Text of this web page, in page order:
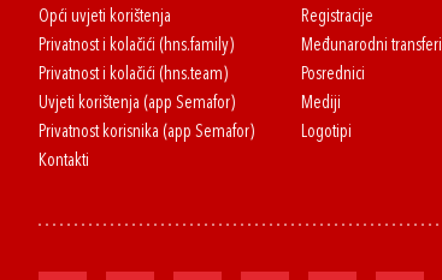
Opći uvjeti korištenja
Privatnost i kolačići (hns.family)
Privatnost i kolačići (hns.team)
Uvjeti korištenja (app Semafor)
Privatnost korisnika (app Semafor)
Kontakti
Registracije
Međunarodni transferi
Posrednici
Mediji
Logotipi